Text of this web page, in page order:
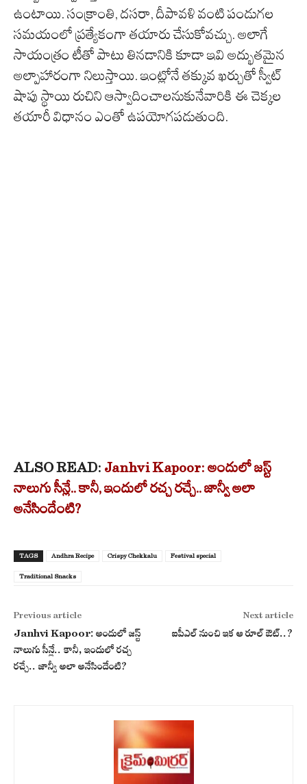
ఉంటాయి. సంక్రాంతి, దసరా, దీపావళి వంటి పండుగల
సమయంలో ప్రత్యేకంగా తయారు చేసుకోవచ్చు. అలాగే
సాయంత్రం టీతో పాటు తినడానికి కూడా ఇవి అద్భుతమైన
అల్పాహారంగా నిలుస్తాయి. ఇంట్లోనే తక్కువ ఖర్చుతో స్వీట్
షాపు స్థాయి రుచిని ఆస్వాదించాలనుకునేవారికి ఈ చెక్కల
తయారీ విధానం ఎంతో ఉపయోగపడుతుంది.
ALSO READ: Janhvi Kapoor: అందులో జస్ట్
నాలుగు సీన్లే.. కానీ, ఇందులో రచ్చ రచ్చే.. జాన్వీ అలా
అనేసిందేంటి?
TAGS Andhra Recipe Crispy Chekkalu Festival special
Traditional Snacks
Previous article
Janhvi Kapoor: అందులో జస్ట్
నాలుగు సీన్లే.. కానీ, ఇందులో రచ్చ
రచ్చే.. జాన్వీ అలా అనేసిందేంటి?
Next article
ఐపీఎల్ నుంచి ఇక ఆ రూల్ ఔట్..?